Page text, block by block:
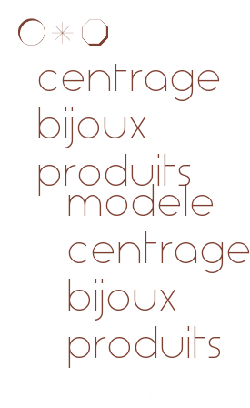
modele
centrage
bijoux
produits
modele
centrage
bijoux
produits